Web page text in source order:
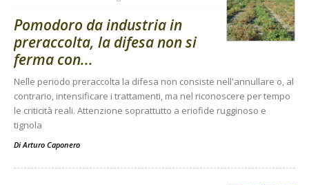
Pomodoro da industria in
preraccolta, la difesa non si
ferma con...
Nelle periodo preraccolta la difesa non consiste nell'annullare o, al
contrario, intensificare i trattamenti, ma nel riconoscere per tempo
le criticità reali. Attenzione soprattutto a eriofide rugginoso e
tignola
Di Arturo Caponero